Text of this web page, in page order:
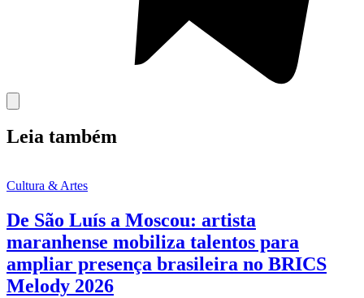
Leia também
Cultura & Artes
De São Luís a Moscou: artista
maranhense mobiliza talentos para
ampliar presença brasileira no BRICS
Melody 2026